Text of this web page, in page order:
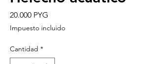
20.000 PYG
Impuesto incluido
Cantidad *